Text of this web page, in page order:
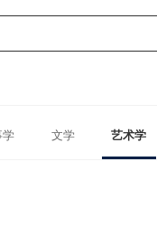
学 文学 艺术学